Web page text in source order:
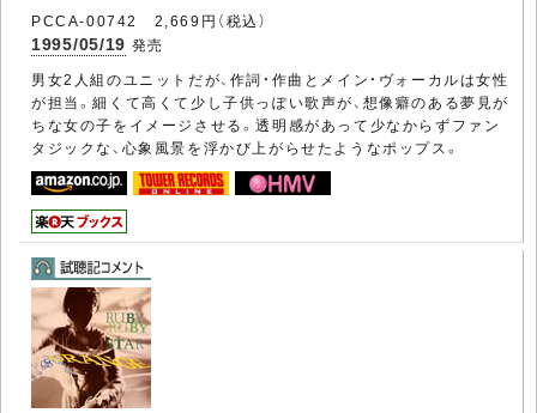
PCCA-00742 2,669円（税込）
1995/05/19 発売
男女2人組のユニットだが、作詞・作曲とメイン・ヴォーカルは女性
が担当。細くて高くて少し子供っぽい歌声が、想像癖のある夢見が
ちな女の子をイメージさせる。透明感があって少なからずファン
タジックな、心象風景を浮かび上がらせたようなポップス。